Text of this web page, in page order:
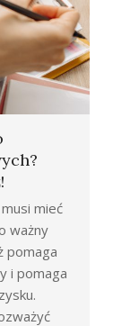
mieć
ważny
pomaga
i pomaga